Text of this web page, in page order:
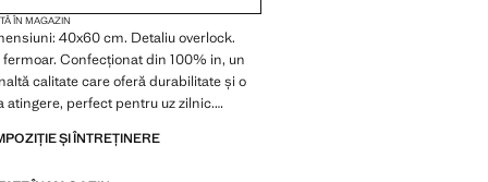
ÎN MAGAZIN
40x60 cm. Detaliu overlock.
Confecționat din 100% in, un
calitate care oferă durabilitate și o
atingere, perfect pentru uz zilnic.
ȘI ÎNTREȚINERE